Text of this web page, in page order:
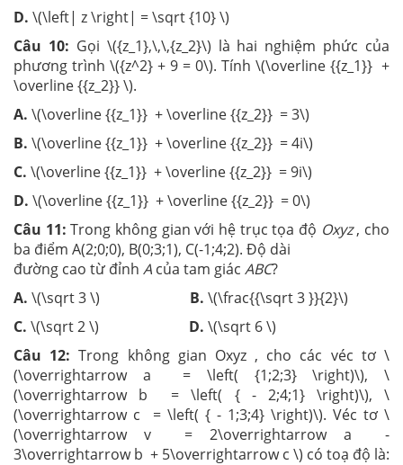
D. \(\left| z \right| = \sqrt {10} \)
Câu 10: Gọi \({z_1},\,\,{z_2}\) là hai nghiệm phức của
phương trình \({z^2} + 9 = 0\). Tính \(\overline {{z_1}} +
\overline {{z_2}} \).
A. \(\overline {{z_1}} + \overline {{z_2}} = 3\)
B. \(\overline {{z_1}} + \overline {{z_2}} = 4i\)
C. \(\overline {{z_1}} + \overline {{z_2}} = 9i\)
D. \(\overline {{z_1}} + \overline {{z_2}} = 0\)
Câu 11:Trong không gian với hệ trục tọa độ Oxyz, cho
ba điểm A(2;0;0), B(0;3;1), C(-1;4;2). Độ dài
đường cao từ đỉnh A của tam giác ABC?
A. \(\sqrt 3 \) B. \(\frac{{\sqrt 3 }}{2}\)
C. \(\sqrt 2 \) D. \(\sqrt 6 \)
Câu 12:Trong không gian Oxyz , cho các véc tơ \
(\overrightarrow a = \left( {1;2;3} \right)\), \
(\overrightarrow b = \left( { - 2;4;1} \right)\), \
(\overrightarrow c = \left( { - 1;3;4} \right)\). Véc tơ \
(\overrightarrow v = 2\overrightarrow a -
3\overrightarrow b + 5\overrightarrow c \) có toạ độ là: